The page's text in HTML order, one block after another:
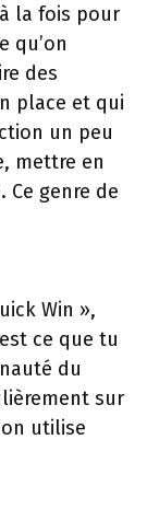
la fois pour
qu’on
des
place et qui
un peu
mettre en
genre de
Win »,
ce que tu
du
sur
utilise